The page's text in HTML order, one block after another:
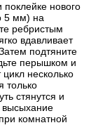
нового
5 мм) на
ребристым
вдавливает
подтяните
перышком и
несколько
только
стянутся и
комнатной